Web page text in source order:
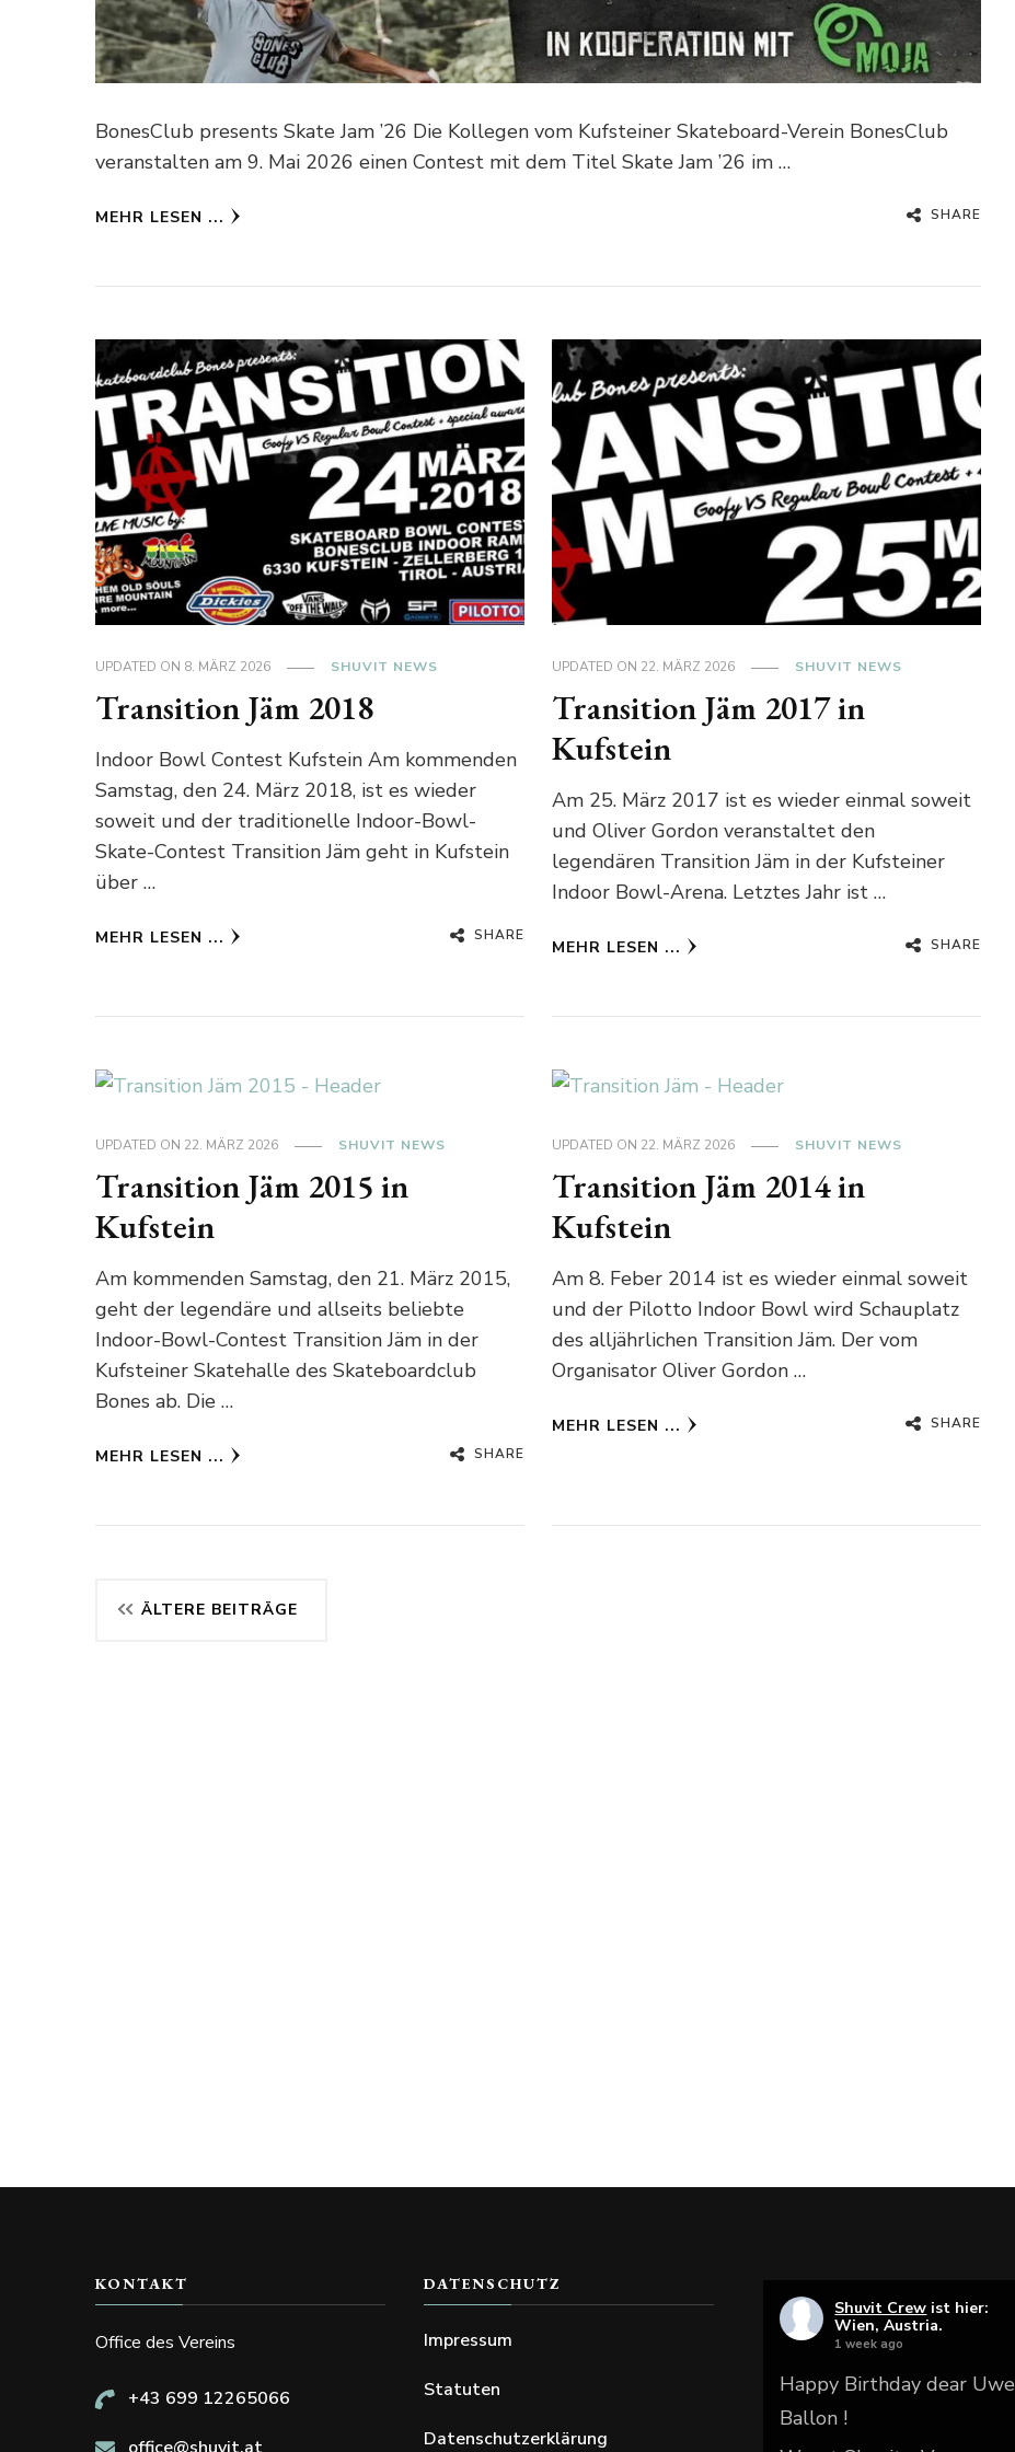
BonesClub presents Skate Jam ’26 Die Kollegen vom Kufsteiner Skateboard-Verein BonesClub
veranstalten am 9. Mai 2026 einen Contest mit dem Titel Skate Jam ’26 im …
MEHR LESEN ... SHARE
UPDATED ON 8. MÄRZ 2026 SHUVIT NEWS
Transition Jäm 2018
Indoor Bowl Contest Kufstein Am kommenden
Samstag, den 24. März 2018, ist es wieder
soweit und der traditionelle Indoor-Bowl-
Skate-Contest Transition Jäm geht in Kufstein
über …
MEHR LESEN ... SHARE
UPDATED ON 22. MÄRZ 2026 SHUVIT NEWS
Transition Jäm 2017 in
Kufstein
Am 25. März 2017 ist es wieder einmal soweit
und Oliver Gordon veranstaltet den
legendären Transition Jäm in der Kufsteiner
Indoor Bowl-Arena. Letztes Jahr ist …
MEHR LESEN ... SHARE
UPDATED ON 22. MÄRZ 2026 SHUVIT NEWS
Transition Jäm 2015 in
Kufstein
Am kommenden Samstag, den 21. März 2015,
geht der legendäre und allseits beliebte
Indoor-Bowl-Contest Transition Jäm in der
Kufsteiner Skatehalle des Skateboardclub
Bones ab. Die …
MEHR LESEN ... SHARE
UPDATED ON 22. MÄRZ 2026 SHUVIT NEWS
Transition Jäm 2014 in
Kufstein
Am 8. Feber 2014 ist es wieder einmal soweit
und der Pilotto Indoor Bowl wird Schauplatz
des alljährlichen Transition Jäm. Der vom
Organisator Oliver Gordon …
MEHR LESEN ... SHARE
Beitragsnavigation
ÄLTERE BEITRÄGE
KONTAKT
Office des Vereins
+43 699 12265066
DATENSCHUTZ
Impressum
Statuten
Datenschutzerklärung
Shuvit Crew ist hier:
Wien, Austria.
1 week ago
Happy Birthday dear Uwe
Ballon !